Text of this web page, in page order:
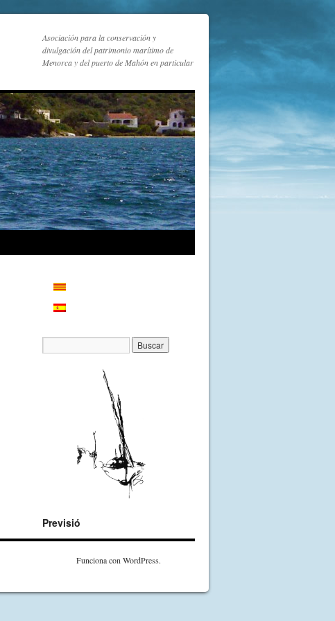
Asociación para la conservación y
divulgación del patrimonio marítimo de
Menorca y del puerto de Mahón en particular
Previsió
Funciona con WordPress.